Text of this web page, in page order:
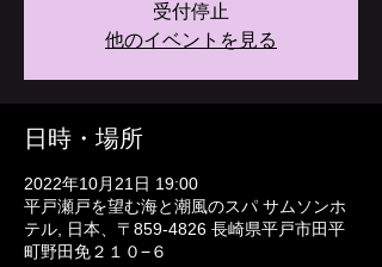
受付停止
他のイベントを見る
日時・場所
2022年10月21日 19:00
平戸瀬戸を望む海と潮風のスパ サムソンホ
テル, 日本、〒859-4826 長崎県平戸市田平
町野田免２１０−６